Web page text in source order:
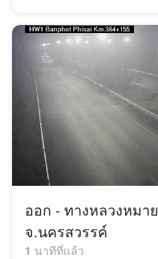
ออก - ทางหลวงหมา
จ.นครสวรรค์
1 นาทีที่แล้ว